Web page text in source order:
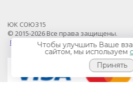
ЮК СОЮЗ15
© 2015-2026 Все права защищены.
Продвижение проекта -
Чтобы улучшить Ваше
сайтом, мы используем
Принять